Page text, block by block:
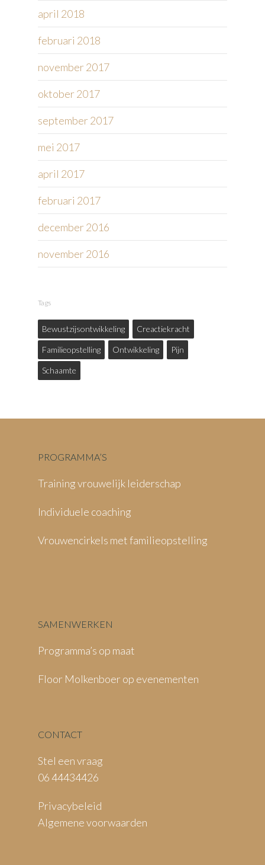
april 2018
februari 2018
november 2017
oktober 2017
september 2017
mei 2017
april 2017
februari 2017
december 2016
november 2016
Tags
Bewustzijsontwikkeling Creactiekracht
Familieopstelling Ontwikkeling Pijn
Schaamte
PROGRAMMA’S
Training vrouwelijk leiderschap
Individuele coaching
Vrouwencirkels met familieopstelling
SAMENWERKEN
Programma’s op maat
Floor Molkenboer op evenementen
CONTACT
Stel een vraag
06 44434426
Privacybeleid
Algemene voorwaarden